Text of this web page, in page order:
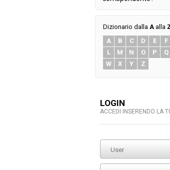
Dizionario dalla A alla
A
B C D E F
L
M N O P Q
W
X Y Z
LOGIN
ACCEDI INSERENDO LA